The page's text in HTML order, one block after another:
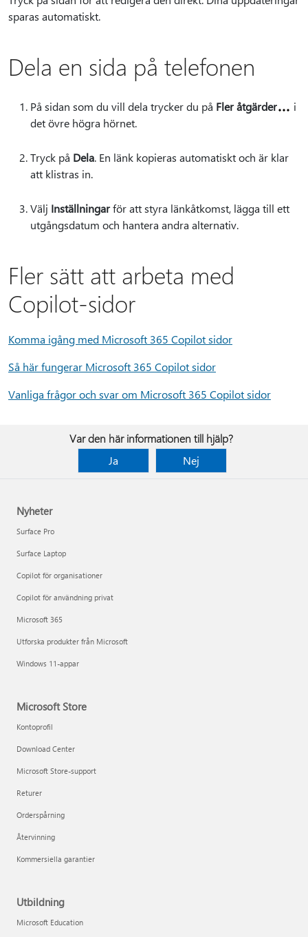
sparas automatiskt.
Dela en sida på telefonen
På sidan som du vill dela trycker du på Fler åtgärder
i
det övre högra hörnet.
Tryck på Dela. En länk kopieras automatiskt och är klar
att klistras in.
Välj Inställningarför att styra länkåtkomst, lägga till ett
utgångsdatum och hantera andra alternativ.
Fler sätt att arbeta med
Copilot-sidor
Komma igång med Microsoft 365 Copilot sidor
Så här fungerar Microsoft 365 Copilot sidor
Vanliga frågor och svar om Microsoft 365 Copilot sidor
Var den här informationen till hjälp?
Ja
Nej
Nyheter
Surface Pro
Surface Laptop
Copilot för organisationer
Copilot för användning privat
Microsoft 365
Utforska produkter från Microsoft
Windows 11-appar
Microsoft Store
Kontoprofil
Download Center
Microsoft Store-support
Returer
Orderspårning
Återvinning
Kommersiella garantier
Utbildning
Microsoft Education